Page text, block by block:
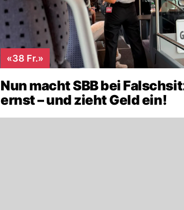
«38 Fr.»
Nun macht SBB bei
ernst – und zieht Geld ein!